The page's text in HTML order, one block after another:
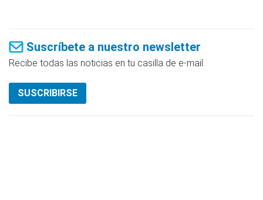
Suscríbete a nuestro newsletter
Recibe todas las noticias en tu casilla de e-mail.
SUSCRIBIRSE